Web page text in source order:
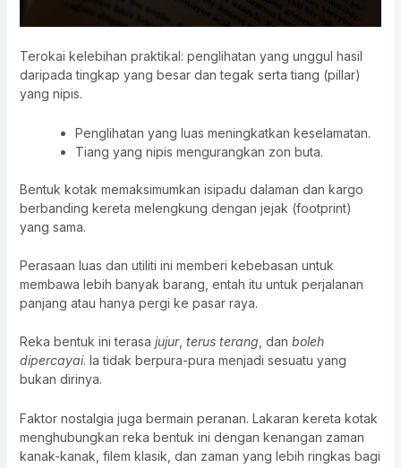
Terokai kelebihan praktikal: penglihatan yang unggul hasil
daripada tingkap yang besar dan tegak serta tiang (pillar)
yang nipis.
Penglihatan yang luas meningkatkan keselamatan.
Tiang yang nipis mengurangkan zon buta.
Bentuk kotak memaksimumkan isipadu dalaman dan kargo
berbanding kereta melengkung dengan jejak (footprint)
yang sama.
Perasaan luas dan utiliti ini memberi kebebasan untuk
membawa lebih banyak barang, entah itu untuk perjalanan
panjang atau hanya pergi ke pasar raya.
Reka bentuk ini terasa jujur, terus terang , dan boleh
dipercayai. Ia tidak berpura-pura menjadi sesuatu yang
bukan dirinya.
Faktor nostalgia juga bermain peranan. Lakaran kereta kotak
menghubungkan reka bentuk ini dengan kenangan zaman
kanak-kanak, filem klasik, dan zaman yang lebih ringkas bagi